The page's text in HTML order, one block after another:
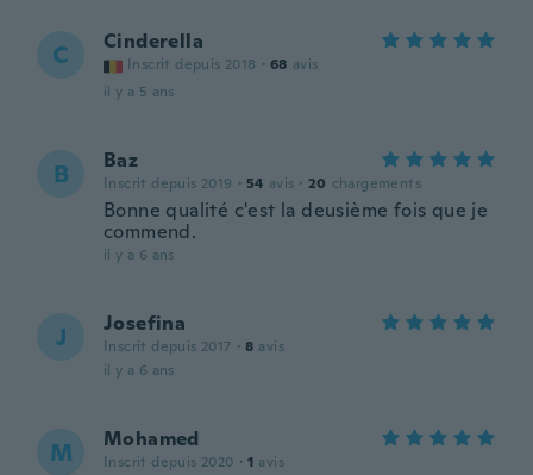
C Cinderella
Inscrit depuis 2018 · 68 avis
il y a 5 ans
B Baz
Inscrit depuis 2019 · 54 avis · 20 chargements
Bonne qualité c'est la deusième fois que je
commend.
il y a 6 ans
J Josefina
Inscrit depuis 2017 · 8 avis
il y a 6 ans
M Mohamed
Inscrit depuis 2020 · 1 avis